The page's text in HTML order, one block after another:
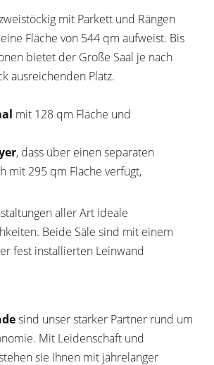
mit Parkett und Rängen
Fläche von 544 qm aufweist. Bis
bietet der Große Saal je nach
ausreichenden Platz.
mit 128 qm Fläche und
, dass über einen separaten
mit 295 qm Fläche verfügt,
aller Art ideale
Beide Säle sind mit einem
fest installierten Leinwand
sind unser starker Partner rund um
Mit Leidenschaft und
sie Ihnen mit jahrelanger